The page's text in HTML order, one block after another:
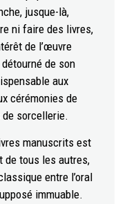
jusque-là,
ni faire des livres,
de l’œuvre
détourné de son
aux
cérémonies de
sorcellerie.
manuscrits est
de tous les autres,
entre l’oral
immuable.